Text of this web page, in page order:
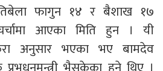
फागुन १४ र बैशाख १७
आएका मिति हुन । यी
अनुसार भएका भए बामदेव